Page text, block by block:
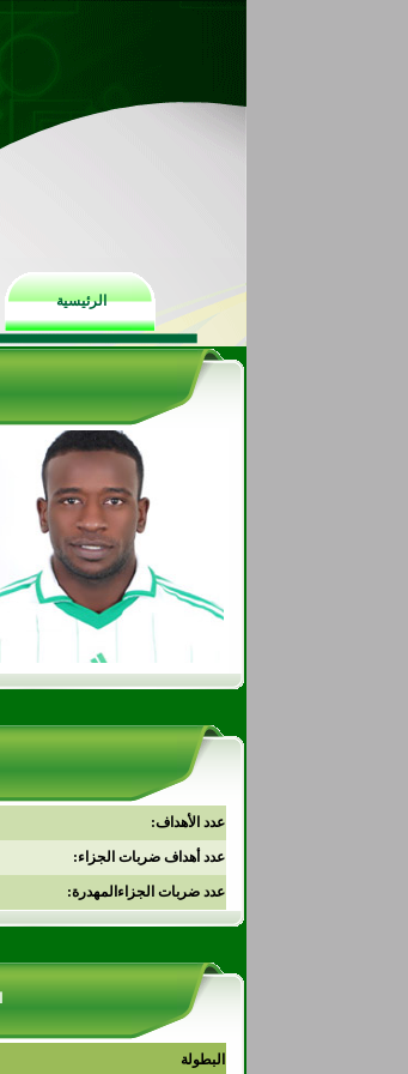
الرئيسية
عدد الأهداف:
عدد أهداف ضربات الجزاء:
عدد ضربات الجزاءالمهدرة:
البطولة